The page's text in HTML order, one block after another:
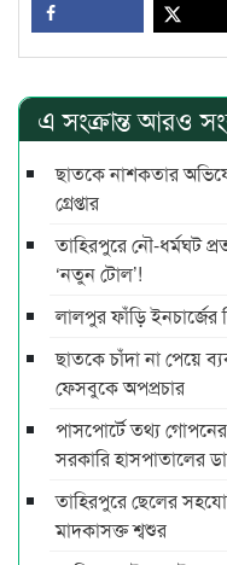
এ সংক্রান্ত আরও
ছাতকে নাশকতার
গ্রেপ্তার
তাহিরপুরে নৌ-ধর্মঘট
‘নতুন টোল’!
লালপুর ফাঁড়ি
ছাতকে চাঁদা না পেয়ে
ফেসবুকে অপপ্রচার
পাসপোর্টে তথ্য
সরকারি হাসপাতালের
তাহিরপুরে ছেলের
মাদকাসক্ত শ্বশুর